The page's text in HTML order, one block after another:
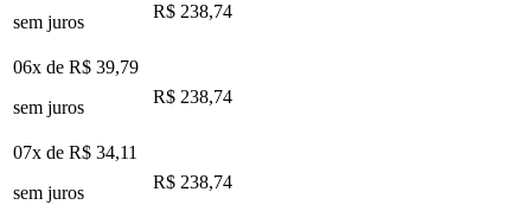
sem juros
R$ 238,74
06x de R$ 39,79
sem juros
R$ 238,74
07x de R$ 34,11
sem juros
R$ 238,74